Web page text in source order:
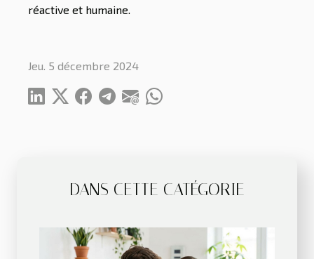
DANS CETTE CATÉGORIE
réactive et humaine.
Jeu. 5 décembre 2024